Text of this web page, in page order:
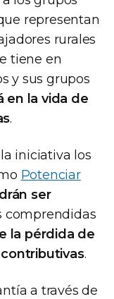
representan
rurales
tiene en
y sus grupos
en la vida de
.
iniciativa los
Potenciar
ser
comprendidas
la pérdida de
.
a través de